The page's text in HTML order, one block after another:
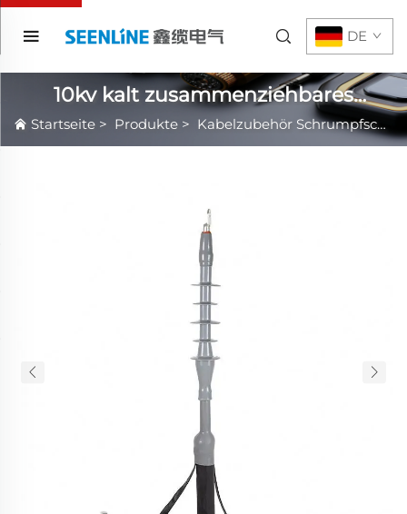
DE
10kv kalt zusammenziehbares
Kabelzubehör
Startseite > Produkte > Kabelzubehör Schrumpfschlauch Kalt